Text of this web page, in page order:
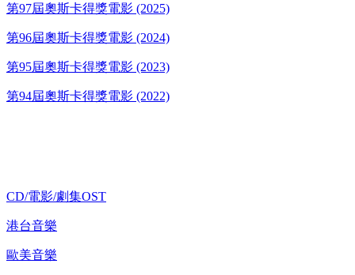
第97屆奧斯卡得獎電影 (2025)
第96屆奧斯卡得獎電影 (2024)
第95屆奧斯卡得獎電影 (2023)
第94屆奧斯卡得獎電影 (2022)
CD/電影/劇集OST
港台音樂
歐美音樂